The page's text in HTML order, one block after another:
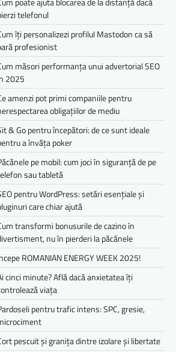
telefonul
îți personalizezi profilul Mastodon ca să
profesionist
măsori performanța unui advertorial SEO
2025
amenzi pot primi companiile pentru
obligațiilor de mediu­­
& Go pentru începători: de ce sunt ideale
a învăța poker
pe mobil: cum joci în siguranță de pe
sau tabletă
pentru WordPress: setări esențiale și
care chiar ajută
transformi bonusurile de cazino în
nu în pierderi la păcănele
ROMANIAN ENERGY WEEK 2025!
cinci minute? Află dacă anxietatea îți
viața
pentru trafic intens: SPC, gresie,
pescuit și granița dintre izolare și libertate